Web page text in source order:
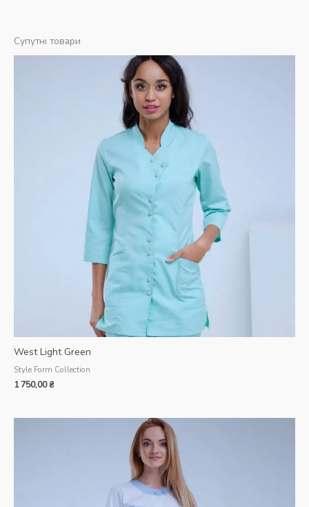
Супутні товари
West Light Green
Style Form Collection
1 750,00₴